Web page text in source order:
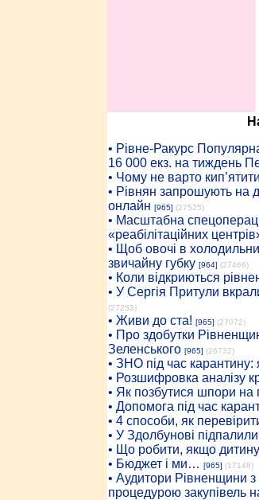
• Рiвне-Ракурс
16 000 екз. на тиждень
• Чому не варто
• Рівнян запрошують на
онлайн [965] (27525)
• Масштабна
«реабілітаційних
• Щоб овочі в
звичайну губку [964] (27466)
• Коли відкриються
• У Сергія Притули
(27253)
• Живи до ста! [965] (27072)
• Про здобутки
Зеленського [965] (26732)
• ЗНО під час карантину:
• Розшифровка аналізу
• Як позбутися шпори на
• Допомога під час
• 4 способи, як
• У Здолбунові
• Що робити, якщо
• Бюджет і ми… [965] (17148)
• Аудитори Рівненщини
процедурою закупівель